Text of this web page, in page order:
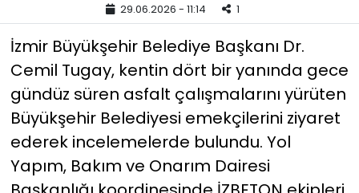
29.06.2026 - 11:14 1
İzmir Büyükşehir Belediye Başkanı Dr.
Cemil Tugay, kentin dört bir yanında gece
gündüz süren asfalt çalışmalarını yürüten
Büyükşehir Belediyesi emekçilerini ziyaret
ederek incelemelerde bulundu. Yol
Yapım, Bakım ve Onarım Dairesi
Yurt